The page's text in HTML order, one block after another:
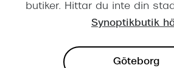
butiker. Hittar du inte din
Synoptikbutik
Göteborg